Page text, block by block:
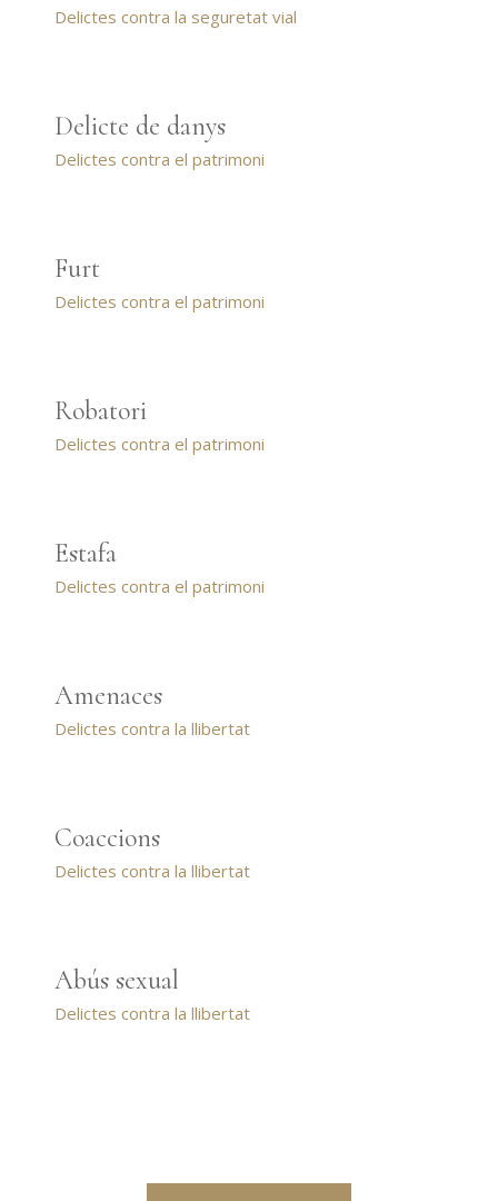
Delictes contra la seguretat vial
Delicte de danys
Delictes contra el patrimoni
Furt
Delictes contra el patrimoni
Robatori
Delictes contra el patrimoni
Estafa
Delictes contra el patrimoni
Amenaces
Delictes contra la llibertat
Coaccions
Delictes contra la llibertat
Abús sexual
Delictes contra la llibertat